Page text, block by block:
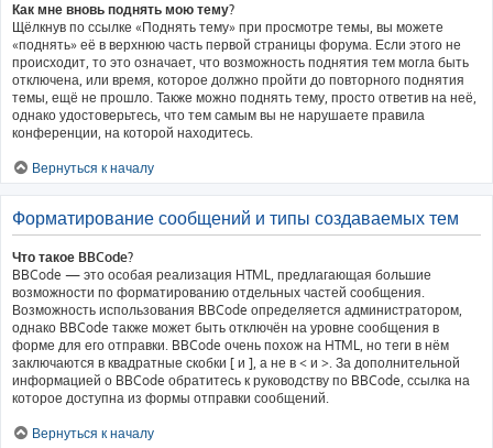
Как мне вновь поднять мою тему?
Щёлкнув по ссылке «Поднять тему» при просмотре темы, вы можете
«поднять» её в верхнюю часть первой страницы форума. Если этого не
происходит, то это означает, что возможность поднятия тем могла быть
отключена, или время, которое должно пройти до повторного поднятия
темы, ещё не прошло. Также можно поднять тему, просто ответив на неё,
однако удостоверьтесь, что тем самым вы не нарушаете правила
конференции, на которой находитесь.
Вернуться к началу
Форматирование сообщений и типы создаваемых тем
Что такое BBCode?
BBCode — это особая реализация HTML, предлагающая большие
возможности по форматированию отдельных частей сообщения.
Возможность использования BBCode определяется администратором,
однако BBCode также может быть отключён на уровне сообщения в
форме для его отправки. BBCode очень похож на HTML, но теги в нём
заключаются в квадратные скобки [ и ], а не в < и >. За дополнительной
информацией о BBCode обратитесь к руководству по BBCode, ссылка на
которое доступна из формы отправки сообщений.
Вернуться к началу